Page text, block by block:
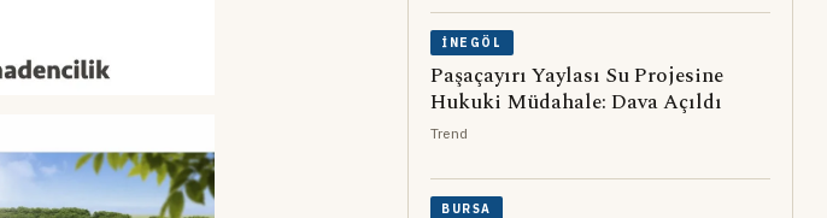
İNEGÖL
Paşaçayırı Yaylası Su Projesine
Hukuki Müdahale: Dava Açıldı
Trend
BURSA